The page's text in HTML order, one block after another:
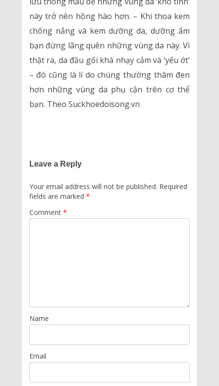
này trở nên hồng hào hơn. – Khi thoa kem
chống nắng và kem dưỡng da, dưỡng ẩm
bạn đừng lãng quên những vùng da này. Vì
thật ra, da đầu gối khá nhạy cảm và ‘yếu ớt’
– đó cũng là lí do chúng thường thâm đen
hơn những vùng da phụ cận trên cơ thể
bạn. Theo Suckhoedoisong.vn
Leave a Reply
Your email address will not be published. Required
fields are marked *
Comment *
Name
Email